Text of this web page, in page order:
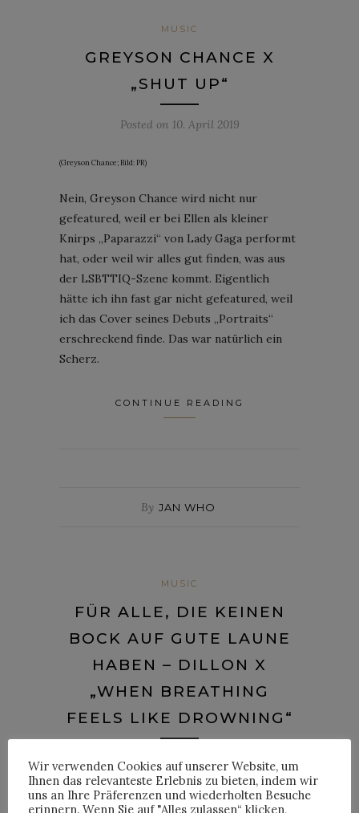
MUSIC
GREYSON CHANCE X
„SHUT UP“
Posted on 10. April 2019
(Greyson Chance; Bild: PR)
Nein, Greyson Chance wird nicht nur
gefeatured, weil er bei Ellen als kleiner
Knirps „Paparazzi“ von Lady Gaga performt
hat, oder weil wir alles gut finden, was aus
der LSBTTIQ-Szene kommt. Eigentlich
hätte ich ihn fast gar nicht gefeatured, weil
ich das Cover seines Debuts „Portraits“
erschreckend finde. Das war natürlich ein
Scherz.
CONTINUE READING
By JAN WHO
MUSIC
FÜR ALLE, DIE KEINEN
BOCK AUF GUTE LAUNE
HABEN – DILLON X
„WHEN BREATHING
FEELS LIKE DROWNING“
Posted on 9. April 2019
(Dillon, Bild: Dillon)
Wir verwenden Cookies auf unserer Website, um
Ihnen das relevanteste Erlebnis zu bieten, indem wir
uns an Ihre Präferenzen und wiederholten Besuche
erinnern. Wenn Sie auf "Alles zulassen“ klicken,